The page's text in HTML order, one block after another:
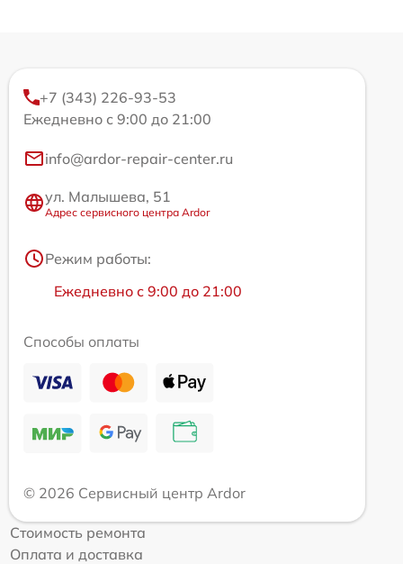
+7 (343) 226-93-53
Ежедневно с 9:00 до 21:00
info@ardor-repair-center.ru
ул. Малышева, 51
Адрес сервисного центра Ardor
Режим работы:
Ежедневно с 9:00 до 21:00
Способы оплаты
© 2026 Сервисный центр Ardor
Стоимость ремонта
Оплата и доставка